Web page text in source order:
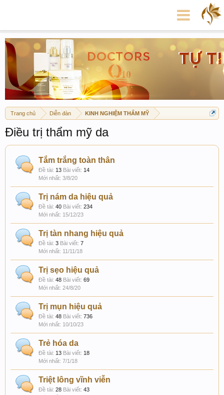
Trang chủ Diễn đàn KINH NGHIỆM THẨM MỸ
Điều trị thẩm mỹ da
Tắm trắng toàn thân
Đề tài: 13 Bài viết: 14
3/8/20
Trị nám da hiệu quả
Đề tài: 40 Bài viết: 234
15/12/23
Trị tàn nhang hiệu quả
Đề tài: 3 Bài viết: 7
11/11/18
Trị sẹo hiệu quả
Đề tài: 48 Bài viết: 69
24/8/20
Trị mụn hiệu quả
Đề tài: 48 Bài viết: 736
10/10/23
Trẻ hóa da
Đề tài: 13 Bài viết: 18
7/1/18
Triệt lông vĩnh viễn
Đề tài: 28 Bài viết: 43